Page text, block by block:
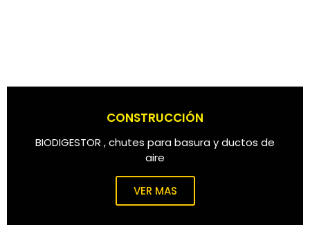
CONSTRUCCIÓN
BIODIGESTOR , chutes para basura y ductos de
aire
VER MAS